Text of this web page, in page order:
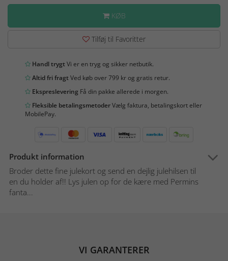
KØB
Tilføj til Favoritter
Handl trygtVi er en tryg og sikker netbutik.
Altid fri fragtVed køb over 799 kr og gratis retur.
Ekspreslevering Få din pakke allerede i morgen.
Fleksible betalingsmetoderVælg faktura, betalingskort eller
MobilePay.
Produkt information
Broder dette fine julekort og send en dejlig julehilsen til
en du holder af!! Lys julen op for de kære med Permins
fanta...
VI GARANTERER